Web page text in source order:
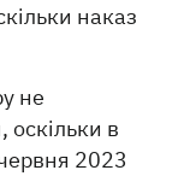
наказ
не
в
2023